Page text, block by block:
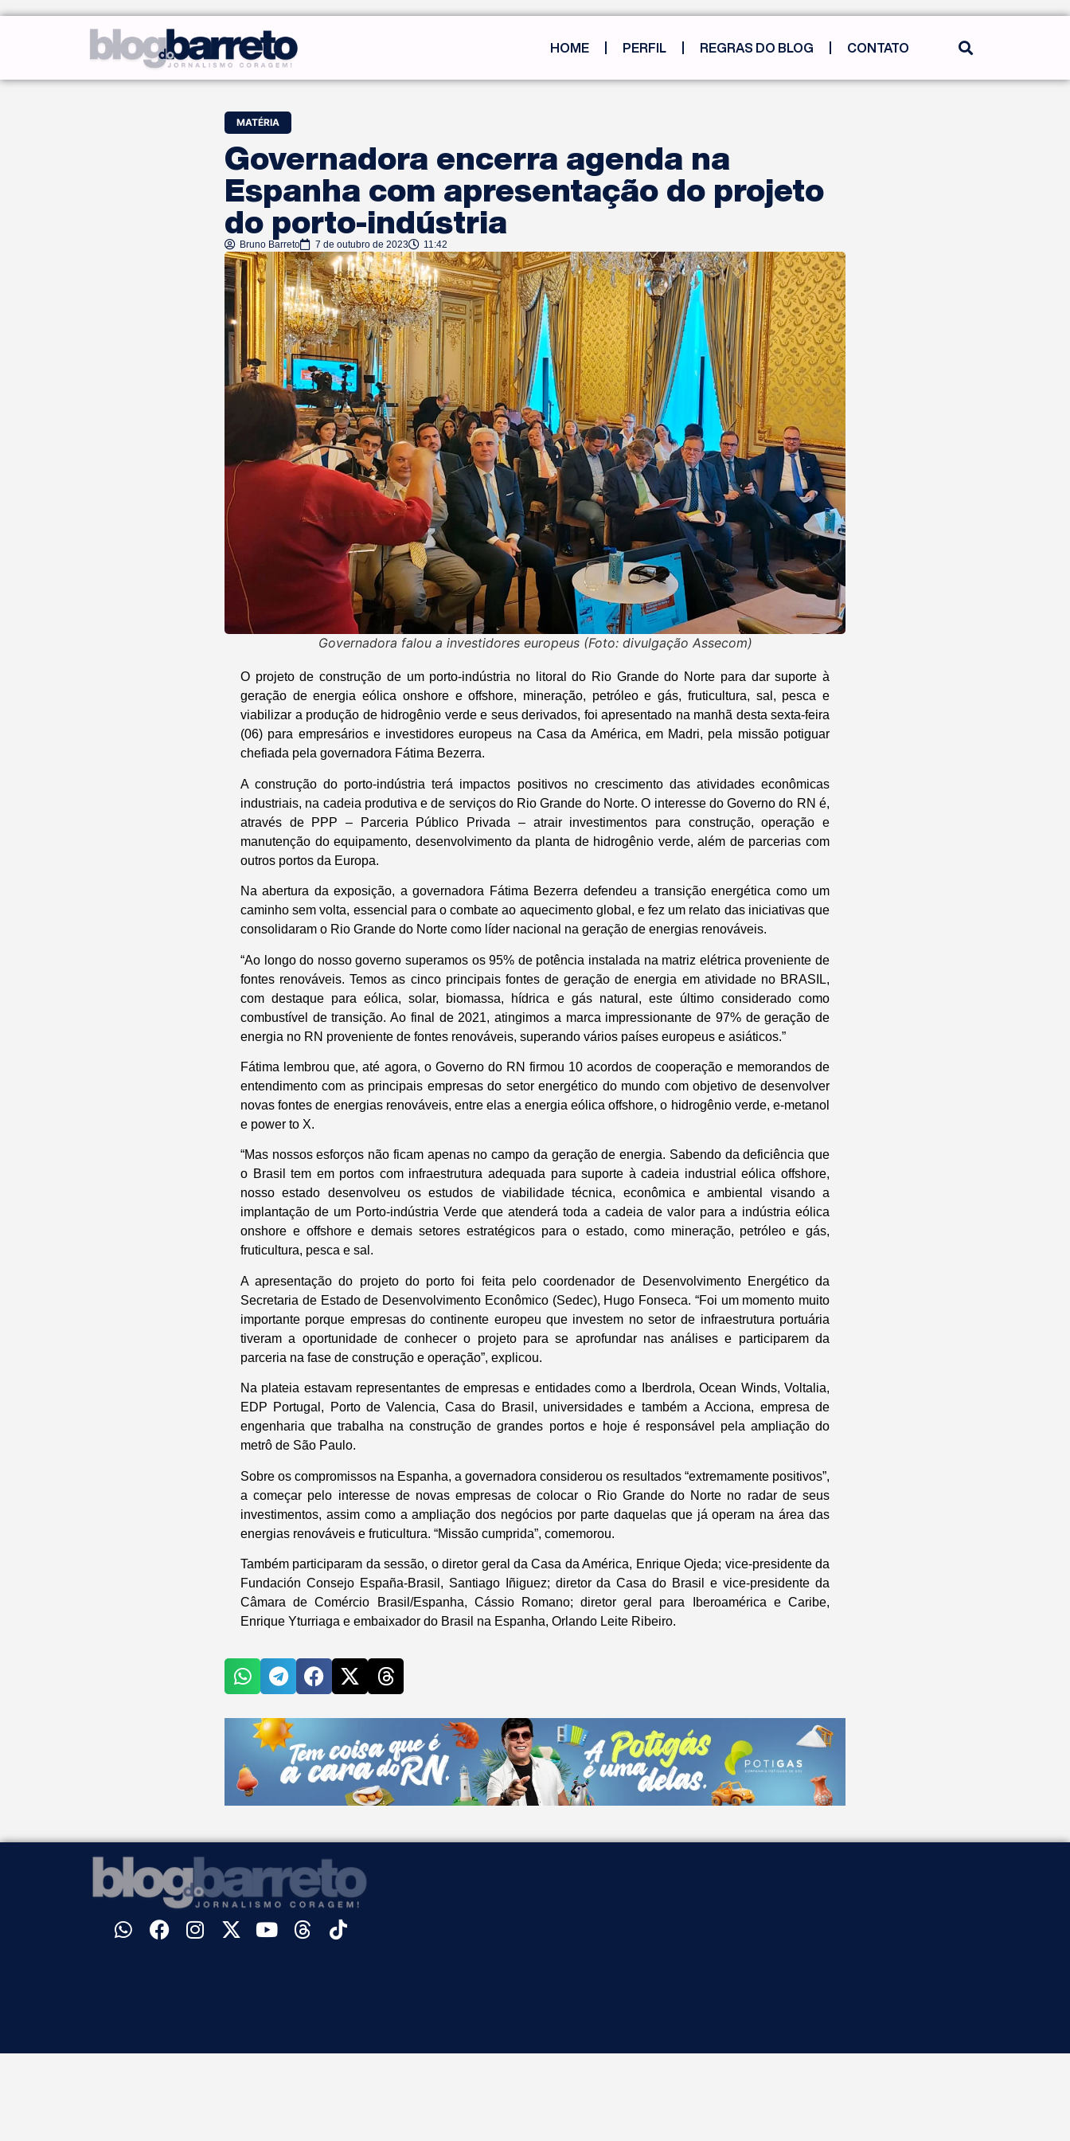
HOME PERFIL REGRAS DO BLOG CONTATO
MATÉRIA
Governadora encerra agenda na
Espanha com apresentação do projeto
do porto-indústria
Bruno Barreto 7 de outubro de 2023 11:42
Governadora falou a investidores europeus (Foto: divulgação Assecom)
O projeto de construção de um porto-indústria no litoral do Rio Grande do Norte para dar suporte à
geração de energia eólica onshore e offshore, mineração, petróleo e gás, fruticultura, sal, pesca e
viabilizar a produção de hidrogênio verde e seus derivados, foi apresentado na manhã desta sexta-feira
(06) para empresários e investidores europeus na Casa da América, em Madri, pela missão potiguar
chefiada pela governadora Fátima Bezerra.
A construção do porto-indústria terá impactos positivos no crescimento das atividades econômicas
industriais, na cadeia produtiva e de serviços do Rio Grande do Norte. O interesse do Governo do RN é,
através de PPP – Parceria Público Privada – atrair investimentos para construção, operação e
manutenção do equipamento, desenvolvimento da planta de hidrogênio verde, além de parcerias com
outros portos da Europa.
Na abertura da exposição, a governadora Fátima Bezerra defendeu a transição energética como um
caminho sem volta, essencial para o combate ao aquecimento global, e fez um relato das iniciativas que
consolidaram o Rio Grande do Norte como líder nacional na geração de energias renováveis.
“Ao longo do nosso governo superamos os 95% de potência instalada na matriz elétrica proveniente de
fontes renováveis. Temos as cinco principais fontes de geração de energia em atividade no BRASIL,
com destaque para eólica, solar, biomassa, hídrica e gás natural, este último considerado como
combustível de transição. Ao final de 2021, atingimos a marca impressionante de 97% de geração de
energia no RN proveniente de fontes renováveis, superando vários países europeus e asiáticos.”
Fátima lembrou que, até agora, o Governo do RN firmou 10 acordos de cooperação e memorandos de
entendimento com as principais empresas do setor energético do mundo com objetivo de desenvolver
novas fontes de energias renováveis, entre elas a energia eólica offshore, o hidrogênio verde, e-metanol
e power to X.
“Mas nossos esforços não ficam apenas no campo da geração de energia. Sabendo da deficiência que
o Brasil tem em portos com infraestrutura adequada para suporte à cadeia industrial eólica offshore,
nosso estado desenvolveu os estudos de viabilidade técnica, econômica e ambiental visando a
implantação de um Porto-indústria Verde que atenderá toda a cadeia de valor para a indústria eólica
onshore e offshore e demais setores estratégicos para o estado, como mineração, petróleo e gás,
fruticultura, pesca e sal.
A apresentação do projeto do porto foi feita pelo coordenador de Desenvolvimento Energético da
Secretaria de Estado de Desenvolvimento Econômico (Sedec), Hugo Fonseca. “Foi um momento muito
importante porque empresas do continente europeu que investem no setor de infraestrutura portuária
tiveram a oportunidade de conhecer o projeto para se aprofundar nas análises e participarem da
parceria na fase de construção e operação”, explicou.
Na plateia estavam representantes de empresas e entidades como a Iberdrola, Ocean Winds, Voltalia,
EDP Portugal, Porto de Valencia, Casa do Brasil, universidades e também a Acciona, empresa de
engenharia que trabalha na construção de grandes portos e hoje é responsável pela ampliação do
metrô de São Paulo.
Sobre os compromissos na Espanha, a governadora considerou os resultados “extremamente positivos”,
a começar pelo interesse de novas empresas de colocar o Rio Grande do Norte no radar de seus
investimentos, assim como a ampliação dos negócios por parte daquelas que já operam na área das
energias renováveis e fruticultura. “Missão cumprida”, comemorou.
Também participaram da sessão, o diretor geral da Casa da América, Enrique Ojeda; vice-presidente da
Fundación Consejo España-Brasil, Santiago Iñiguez; diretor da Casa do Brasil e vice-presidente da
Câmara de Comércio Brasil/Espanha, Cássio Romano; diretor geral para Iberoamérica e Caribe,
Enrique Yturriaga e embaixador do Brasil na Espanha, Orlando Leite Ribeiro.